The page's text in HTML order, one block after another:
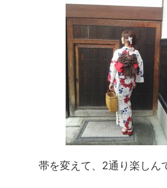
帯を変えて、2通り楽しん